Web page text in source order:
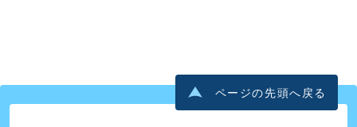
ページの先頭へ戻る